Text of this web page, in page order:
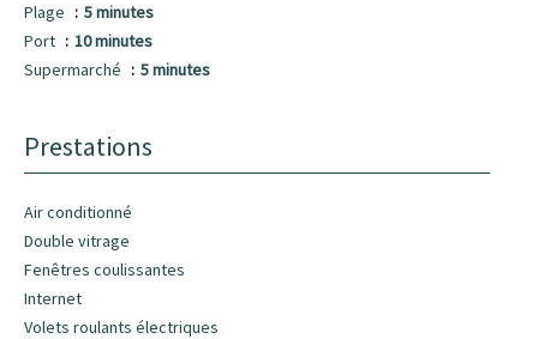
Plage
5 minutes
Port
10 minutes
Supermarché
5 minutes
Prestations
Air conditionné
Double vitrage
Fenêtres coulissantes
Internet
Volets roulants électriques